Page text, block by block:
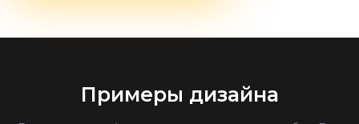
Примеры дизайна